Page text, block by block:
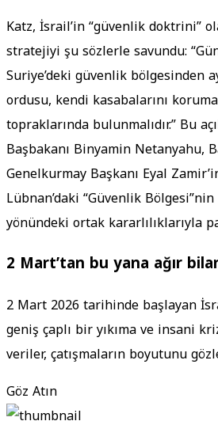
Katz, İsrail’in “güvenlik doktrini”
stratejiyi şu sözlerle savundu:
Suriye’deki güvenlik bölgesinden
ordusu, kendi kasabalarını
topraklarında bulunmalıdır.” Bu
Başbakanı Binyamin Netanyahu,
Genelkurmay Başkanı Eyal
Lübnan’daki “Güvenlik
yönündeki ortak kararlılıklarıyla
2 Mart’tan bu yana ağır
2 Mart 2026 tarihinde başlayan
geniş çaplı bir yıkıma ve insani
veriler, çatışmaların boyutunu
Göz Atın